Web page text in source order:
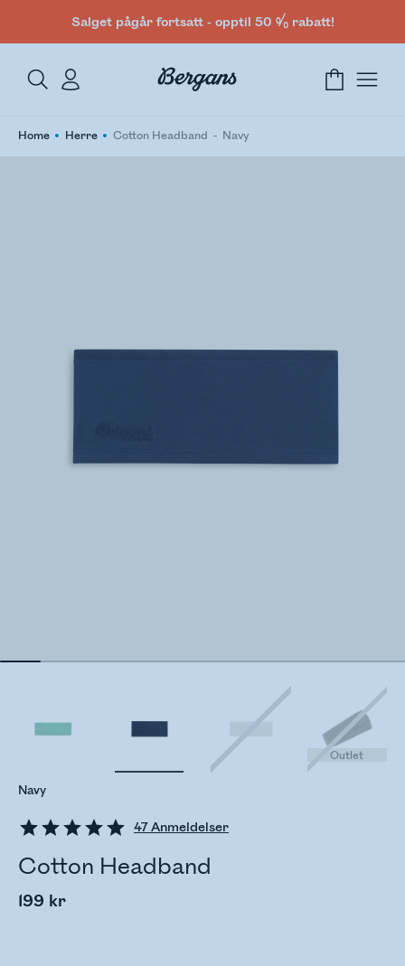
Salget pågår fortsatt - opptil 50 % rabatt!
Home Herre Cotton Headband Navy
47Anmeldelser
Cotton Headband
199 kr
Navy
Outlet